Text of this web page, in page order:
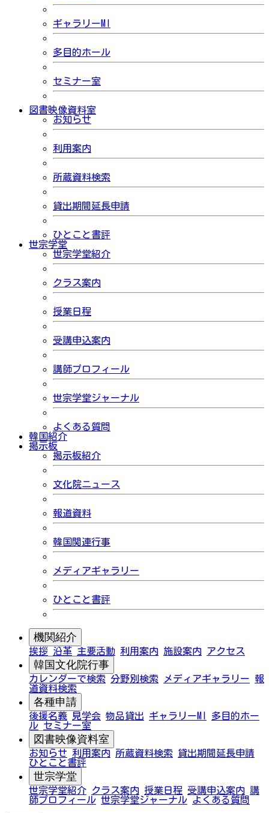
ギャラリーMI
多目的ホール
セミナー室
図書映像資料室
お知らせ
利用案内
所蔵資料検索
貸出期間延長申請
ひとこと書評
世宗学堂
世宗学堂紹介
クラス案内
授業日程
受講申込案内
講師プロフィール
世宗学堂ジャーナル
よくある質問
韓国紹介
掲示板
掲示板紹介
文化院ニュース
報道資料
韓国関連行事
メディアギャラリー
ひとこと書評
機関紹介
挨拶 沿革 主要活動 利用案内 施設案内 アクセス
韓国文化院行事
カレンダーで検索 分野別検索 メディアギャラリー 報
道資料検索
各種申請
後援名義 見学会 物品貸出 ギャラリーMI
多目的ホー
ル セミナー室
図書映像資料室
お知らせ 利用案内 所蔵資料検索
貸出期間延長申請
ひとこと書評
世宗学堂
世宗学堂紹介 クラス案内 授業日程 受講申込案内 講
師プロフィール 世宗学堂ジャーナル よくある質問